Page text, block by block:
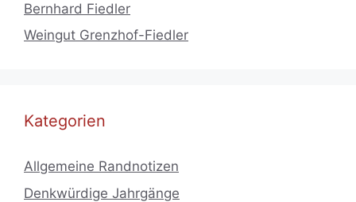
Bernhard Fiedler
Weingut Grenzhof-Fiedler
Kategorien
Allgemeine Randnotizen
Denkwürdige Jahrgänge